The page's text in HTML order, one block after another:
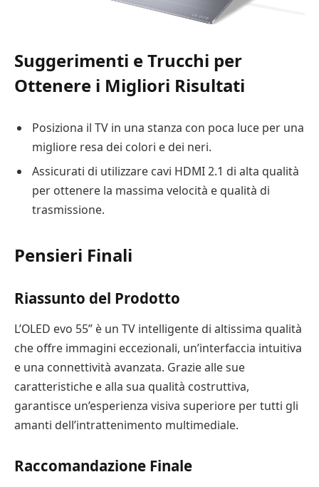
Suggerimenti e Trucchi per
Ottenere i Migliori Risultati
Posiziona il TV in una stanza con poca luce per una
migliore resa dei colori e dei neri.
Assicurati di utilizzare cavi HDMI 2.1 di alta qualità
per ottenere la massima velocità e qualità di
trasmissione.
Pensieri Finali
Riassunto del Prodotto
L’OLED evo 55” è un TV intelligente di altissima qualità
che offre immagini eccezionali, un’interfaccia intuitiva
e una connettività avanzata. Grazie alle sue
caratteristiche e alla sua qualità costruttiva,
garantisce un’esperienza visiva superiore per tutti gli
amanti dell’intrattenimento multimediale.
Raccomandazione Finale